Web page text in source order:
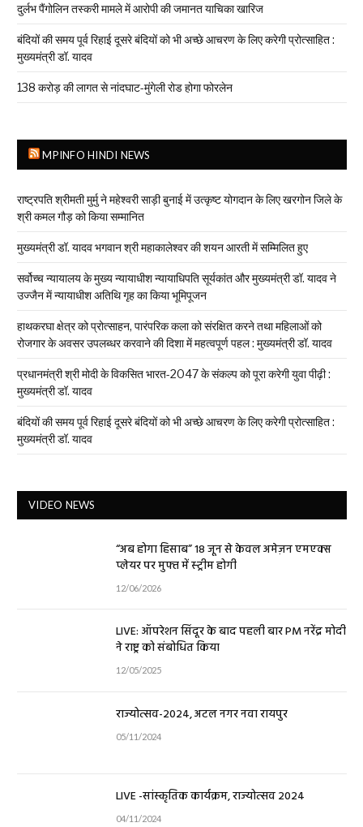
दुर्लभ पैंगोलिन तस्करी मामले में आरोपी की जमानत याचिका खारिज
बंदियों की समय पूर्व रिहाई दूसरे बंदियों को भी अच्छे आचरण के लिए करेगी प्रोत्साहित :
मुख्यमंत्री डॉ. यादव
138 करोड़ की लागत से नांदघाट-मुंगेली रोड होगा फोरलेन
MPINFO HINDI NEWS
राष्ट्रपति श्रीमती मुर्मु ने महेश्वरी साड़ी बुनाई में उत्कृष्ट योगदान के लिए खरगोन जिले के
श्री कमल गौड़ को किया सम्मानित
मुख्यमंत्री डॉ. यादव भगवान श्री महाकालेश्‍वर की शयन आरती में सम्मिलित हुए
सर्वोच्च न्यायालय के मुख्‍य न्‍यायाधीश न्यायाधिपति सूर्यकांत और मुख्यमंत्री डॉ. यादव ने
उज्जैन में न्यायाधीश अतिथि गृह का किया भूमिपूजन
हाथकरघा क्षेत्र को प्रोत्साहन, पारंपरिक कला को संरक्षित करने तथा महिलाओं को
रोजगार के अवसर उपलब्धर करवाने की दिशा में महत्वपूर्ण पहल : मुख्यमंत्री डॉ. यादव
प्रधानमंत्री श्री मोदी के विकसित भारत-2047 के संकल्प को पूरा करेगी युवा पीढ़ी :
मुख्यमंत्री डॉ. यादव
बंदियों की समय पूर्व रिहाई दूसरे बंदियों को भी अच्छे आचरण के लिए करेगी प्रोत्साहित :
मुख्यमंत्री डॉ. यादव
VIDEO NEWS
“अब होगा हिसाब” 18 जून से केवल अमेज़न एमएक्स
प्लेयर पर मुफ्त में स्ट्रीम होगी
12/06/2026
LIVE: ऑपरेशन सिंदूर के बाद पहली बार PM नरेंद्र मोदी
ने राष्ट्र को संबोधित किया
12/05/2025
राज्योत्सव-2024, अटल नगर नवा रायपुर
05/11/2024
LIVE -सांस्कृतिक कार्यक्रम, राज्योत्सव 2024
04/11/2024